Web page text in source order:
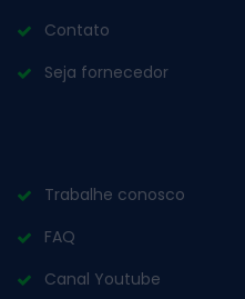
Contato
Seja fornecedor
Trabalhe conosco
FAQ
Canal Youtube